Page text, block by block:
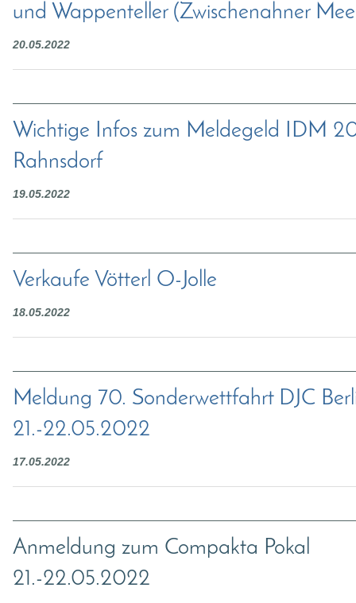
und Wappenteller (Zwischenahner
20.05.2022
Wichtige Infos zum Meldegeld IDM
Rahnsdorf
19.05.2022
Verkaufe Vötterl O-Jolle
18.05.2022
Meldung 70. Sonderwettfahrt DJC
21.-22.05.2022
17.05.2022
Anmeldung zum Compakta Pokal
21.-22.05.2022